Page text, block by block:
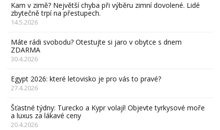
Kam v zimě? Největší chyba při výběru zimní dovolené. Lidé
zbytečně trpí na přestupech.
14.5.2026
Máte rádi svobodu? Otestujte si jaro v obytce s dnem
ZDARMA
30.4.2026
Egypt 2026: které letovisko je pro vás to pravé?
27.4.2026
Šťastné týdny: Turecko a Kypr volají! Objevte tyrkysové moře
a luxus za lákavé ceny
20.4.2026